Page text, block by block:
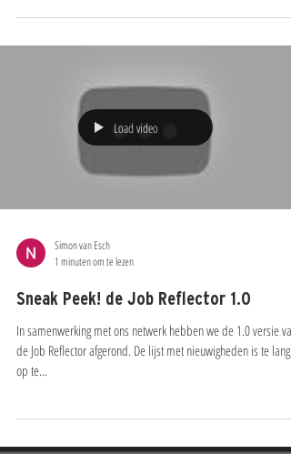
Heb jij 'm al?...
Load video
Simon van Esch
1 minuten om te lezen
Sneak Peek! de Job Reflector 1.0
In samenwerking met ons netwerk hebben we de 1.0 versie van
op te...